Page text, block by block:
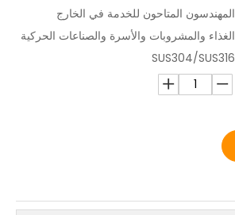
المهندسون المتاحون للخدمة في الخارج
الغذاء والمشروبات والأسرة والصناعات الحركية
SUS304/SUS316